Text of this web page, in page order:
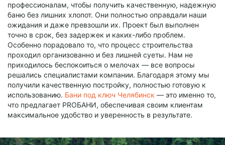
профессионалам, чтобы получить качественную, надежную
баню без лишних хлопот. Они полностью оправдали наши
ожидания и даже превзошли их. Проект был выполнен
точно в срок, без задержек и каких-либо проблем.
Особенно порадовало то, что процесс строительства
проходил организованно и без лишней суеты. Нам не
приходилось беспокоиться о мелочах — все вопросы
решались специалистами компании. Благодаря этому мы
получили качественную постройку, полностью готовую к
использованию. Бани под ключ Челябинск — это именно то,
что предлагает PROБАНИ, обеспечивая своим клиентам
максимальное удобство и уверенность в результате.